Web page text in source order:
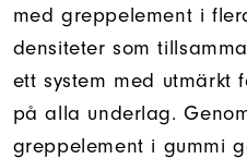
med greppelement i
densiteter som
ett system med utmärkt
på alla underlag.
greppelement i gummi